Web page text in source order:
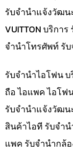
รับจํานําแจ้งวัฒน
VUITTON บริกา
จำนำโทรศัพท์ รั
รับจำนำไอโฟน
ถือ ไอแพค ไอโฟ
รับจํานําแจ้งวัฒน
สินค้าไอที รับจำ
แพค รับจำนำกล้